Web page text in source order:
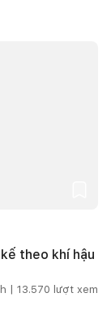
theo khí hậu
| 13.570 lượt xem
thi công